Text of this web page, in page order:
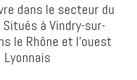
dans le secteur du
à Vindry-sur-
le Rhône et l’ouest
Lyonnais